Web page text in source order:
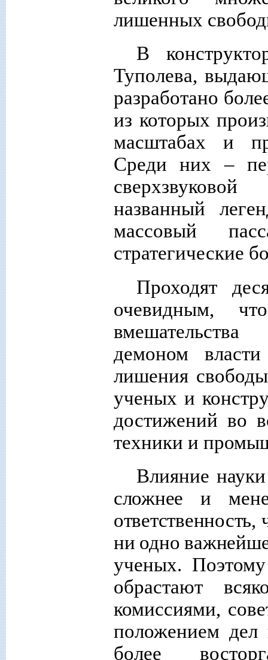
лишенных
В
Туполева,
разработано
из которых
масштабах и
Среди них –
названный
массовый
стратегические
Проходят
очевидным,
демоном
лишения
ученых и
достижений во
техники и
Влияние
сложнее и
ни одно
ученых.
обрастают
комиссиями,
положением
более